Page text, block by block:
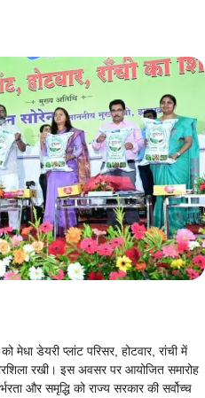
मेधा डेयरी प्लांट परिसर, होटवार, रांची में
रखी। इस अवसर पर आयोजित समारोह
और समृद्धि को राज्य सरकार की सर्वोच्च